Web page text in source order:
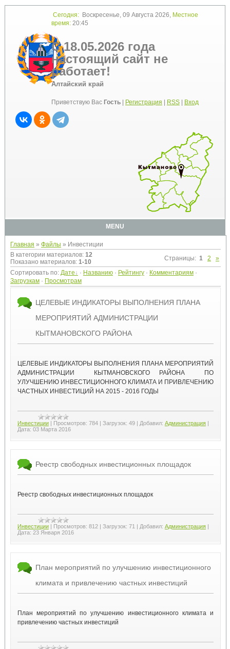
Сегодня:Воскресенье, 09 Августа 2026, Местное
время:20:45
С 18.05.2026 года
настоящий сайт не
работает!
Алтайский край
Приветствую Вас Гость| Регистрация RSS| Вход
MENU
Главная » Файлы » Инвестиции
В категории материалов: 12
Показано материалов: 1-10 Страницы: 1 2
»
Сортировать по: Дате · Названию· Рейтингу· Комментариям·
Загрузкам· Просмотрам
ЦЕЛЕВЫЕ ИНДИКАТОРЫ ВЫПОЛНЕНИЯ ПЛАНА
МЕРОПРИЯТИЙ АДМИНИСТРАЦИИ
КЫТМАНОВСКОГО РАЙОНА
ЦЕЛЕВЫЕ ИНДИКАТОРЫ ВЫПОЛНЕНИЯ ПЛАНА МЕРОПРИЯТИЙ
АДМИНИСТРАЦИИ КЫТМАНОВСКОГО РАЙОНА ПО
УЛУЧШЕНИЮ ИНВЕСТИЦИОННОГО КЛИМАТА И ПРИВЛЕЧЕНИЮ
ЧАСТНЫХ ИНВЕСТИЦИЙ НА 2015 - 2016 ГОДЫ
Инвестиции| Просмотров: 784| Загрузок: 49| Добавил: Администрация|
Дата: 03 Марта 2016
Реестр свободных инвестиционных площадок
Реестр свободных инвестиционных площадок
Инвестиции| Просмотров: 812| Загрузок: 71 Добавил: Администрация|
Дата: 23 Января 2016
План мероприятий по улучшению инвестиционного
климата и привлечению частных инвестиций
План мероприятий по улучшению инвестиционного климата и
привлечению частных инвестиций